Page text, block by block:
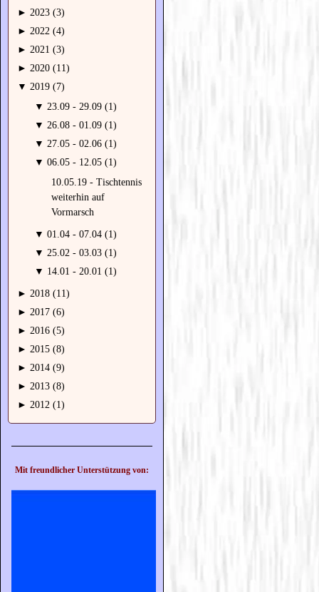
► 2023 (3)
► 2022 (4)
► 2021 (3)
► 2020 (11)
▼ 2019 (7)
▼ 23.09 - 29.09 (1)
▼ 26.08 - 01.09 (1)
▼ 27.05 - 02.06 (1)
▼ 06.05 - 12.05 (1)
10.05.19 - Tischtennis
weiterhin auf
Vormarsch
▼ 01.04 - 07.04 (1)
▼ 25.02 - 03.03 (1)
▼ 14.01 - 20.01 (1)
► 2018 (11)
► 2017 (6)
► 2016 (5)
► 2015 (8)
► 2014 (9)
► 2013 (8)
► 2012 (1)
Mit freundlicher Unterstützung von: